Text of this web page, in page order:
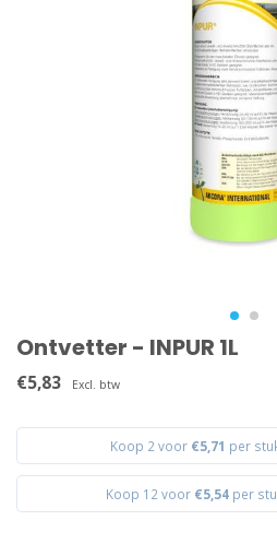
Ontvetter - INPUR 1L
€5,83 Excl. btw
Koop 2 voor €5,71 per
Koop 12 voor €5,54 per